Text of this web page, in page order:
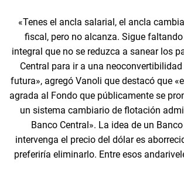
«Tenes el ancla salarial, el ancla
fiscal, pero no alcanza. Sigue
integral que no se reduzca a sanear los
Central para ir a una
futura», agregó Vanoli que destacó que
agrada al Fondo que públicamente se
un sistema cambiario de flotación
Banco Central». La idea de un
intervenga el precio del dólar es
preferiría eliminarlo. Entre esos